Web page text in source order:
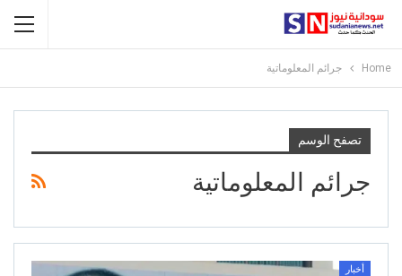
Home جرائم المعلوماتية
تصفح الوسم
جرائم المعلوماتية
أخبار